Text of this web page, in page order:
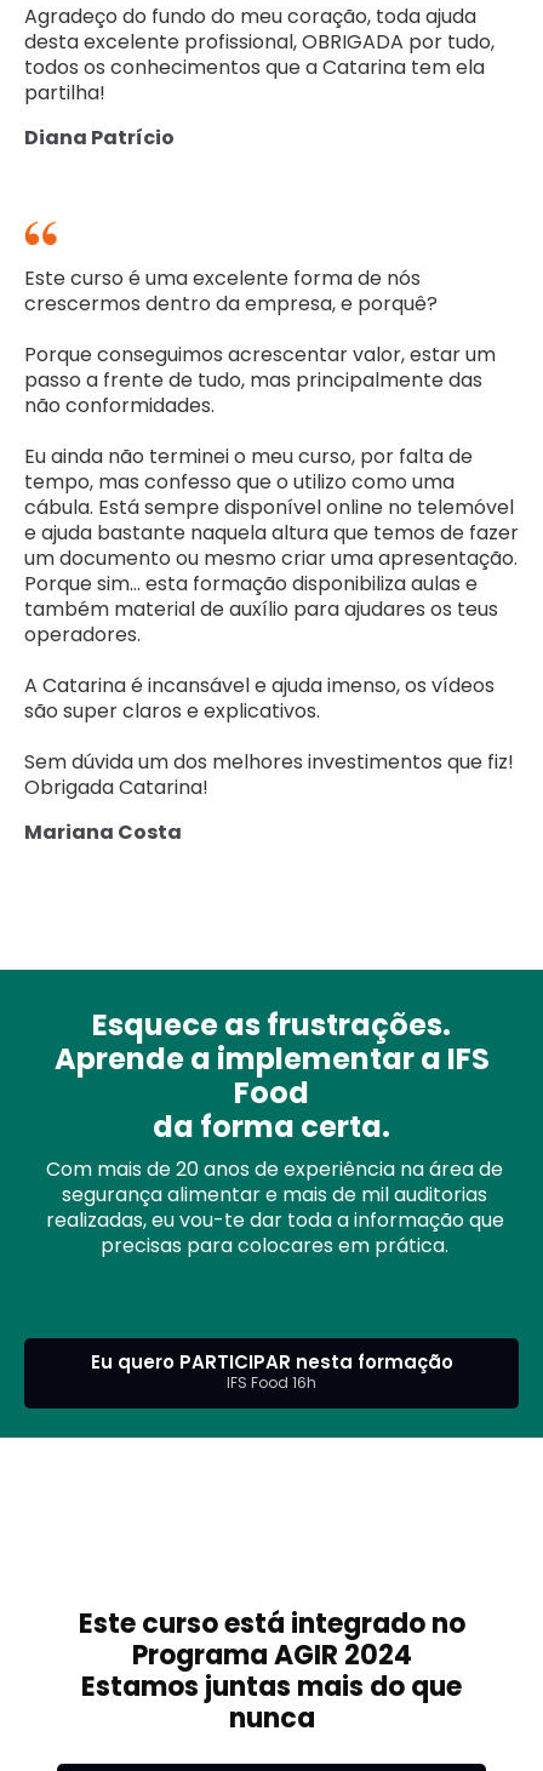
Agradeço do fundo do meu coração, toda ajuda
desta excelente profissional, OBRIGADA por tudo,
todos os conhecimentos que a Catarina tem ela
partilha!
Diana Patrício
Este curso é uma excelente forma de nós
crescermos dentro da empresa, e porquê?
Porque conseguimos acrescentar valor, estar um
passo a frente de tudo, mas principalmente das
não conformidades.
Eu ainda não terminei o meu curso, por falta de
tempo, mas confesso que o utilizo como uma
cábula. Está sempre disponível online no telemóvel
e ajuda bastante naquela altura que temos de fazer
um documento ou mesmo criar uma apresentação.
Porque sim... esta formação disponibiliza aulas e
também material de auxílio para ajudares os teus
operadores.
A Catarina é incansável e ajuda imenso, os vídeos
são super claros e explicativos.
Sem dúvida um dos melhores investimentos que fiz!
Obrigada Catarina!
Mariana Costa
Esquece as frustrações.
Aprende a implementar a IFS
Food
da forma certa.
Com mais de 20 anos de experiência na área de
segurança alimentar e mais de mil auditorias
realizadas, eu vou-te dar toda a informação que
precisas para colocares em prática.
Eu quero PARTICIPAR nesta formação
IFS Food 16h
Este curso está integrado no
Programa AGIR 2024
Estamos juntas mais do que
nunca